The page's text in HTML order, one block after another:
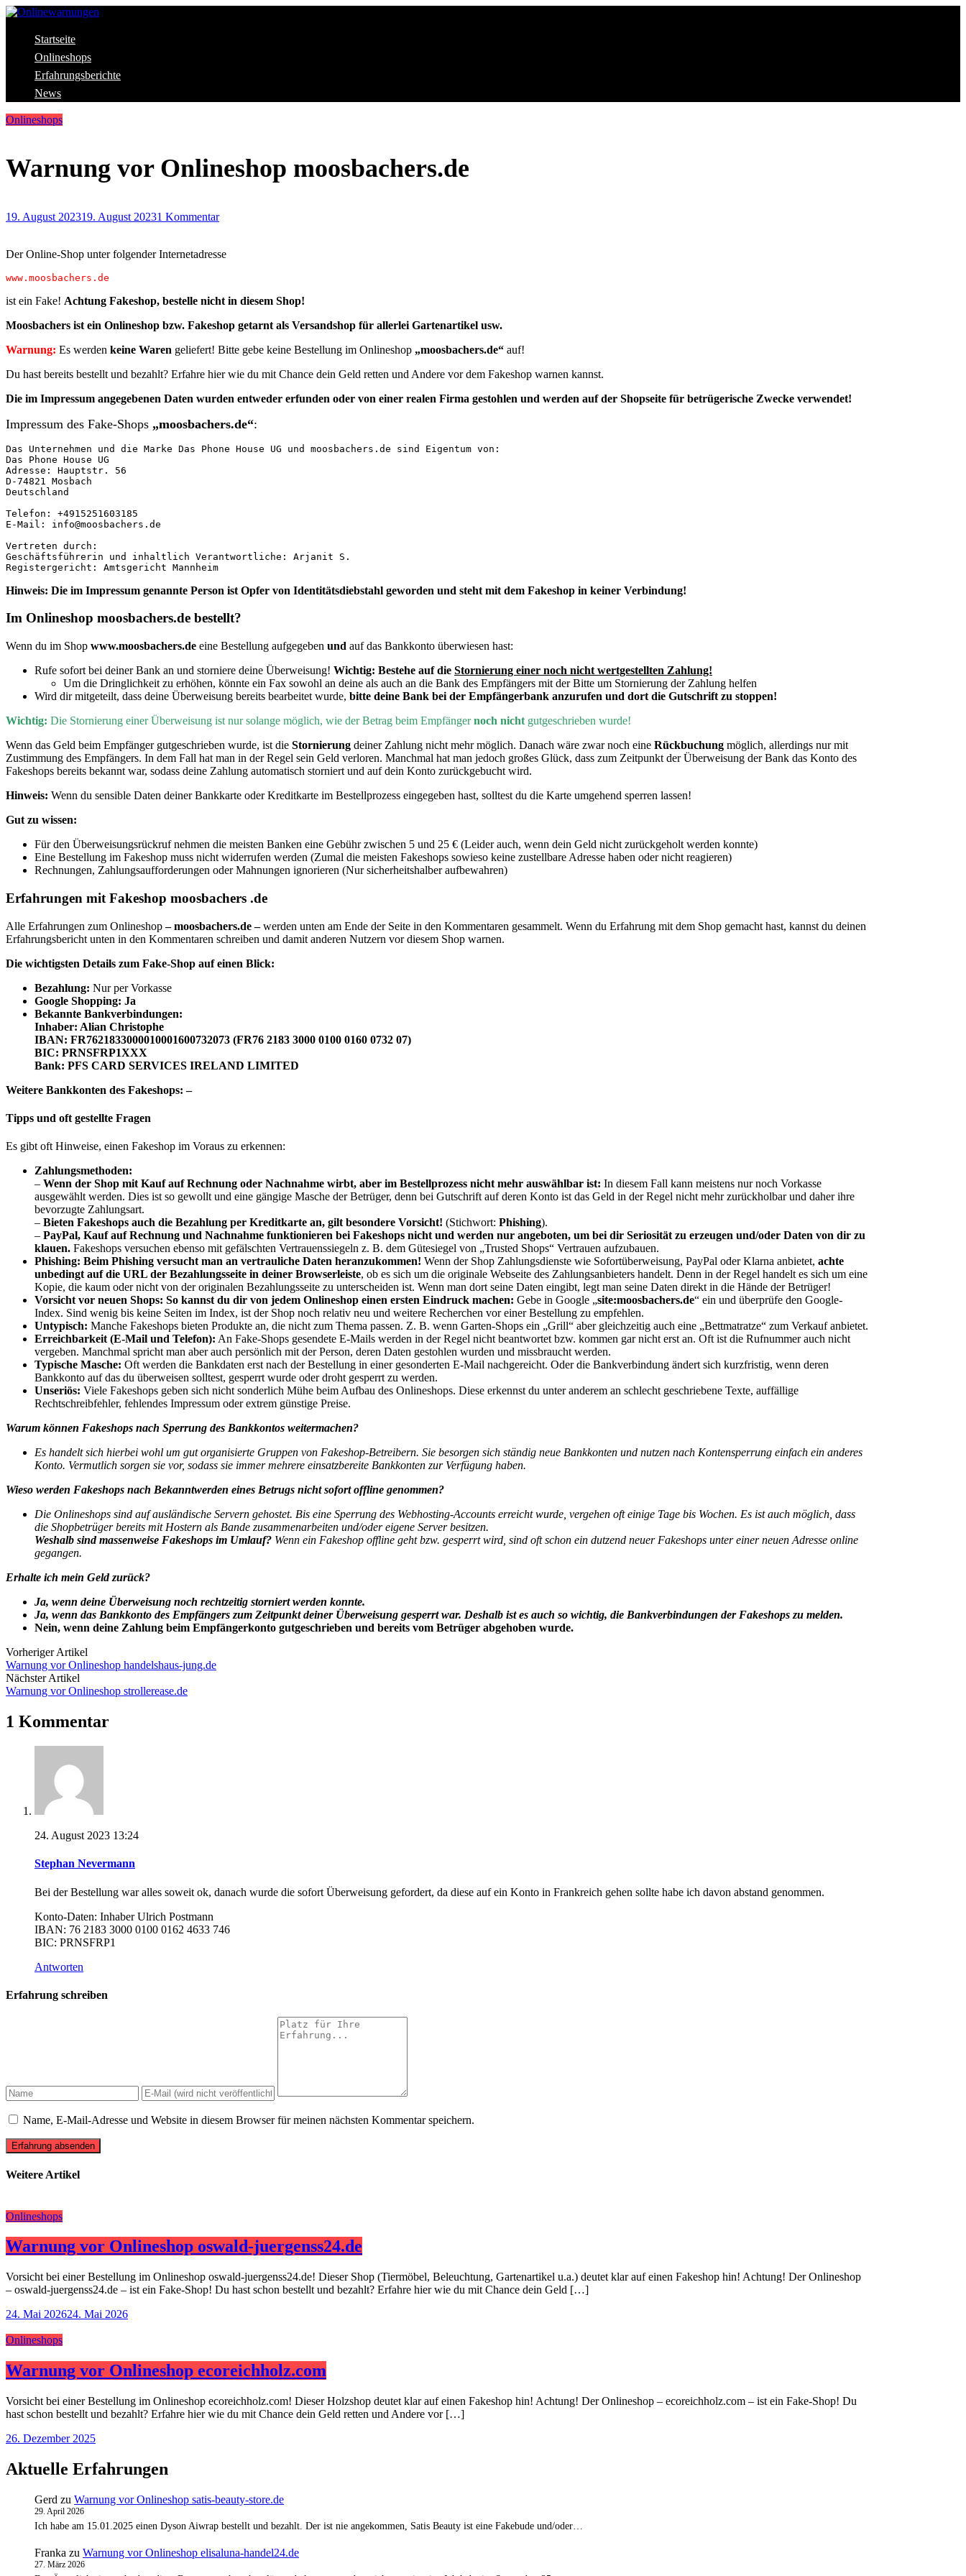
Skip
content
Onlinewarnungen
Aktuelle Warnungen vor Gefahren im Internet
Startseite
Onlineshops
Erfahrungsberichte
News
Onlineshops
Warnung vor Onlineshop moosbachers.de
19. August 202319. August 20231 Kommentar
Der Online-Shop unter folgender Internetadresse
www.moosbachers.de
ist ein Fake! Achtung Fakeshop, bestelle nicht in diesem Shop!
Moosbachers ist ein Onlineshop bzw. Fakeshop getarnt als Versandshop für allerlei Gartenartikel usw.
Warnung: Es werden keine Waren geliefert! Bitte gebe keine Bestellung im Onlineshop „moosbachers.de“ auf!
Du hast bereits bestellt und bezahlt? Erfahre hier wie du mit Chance dein Geld retten und Andere vor dem Fakeshop warnen kannst.
Die im Impressum angegebenen Daten wurden entweder erfunden oder von einer realen Firma gestohlen und werden auf der Shopseite für betrügerische Zwecke verwendet!
Impressum des Fake-Shops „moosbachers.de“:
Das Unternehmen und die Marke Das Phone House UG und moosbachers.de sind Eigentum von:
Das Phone House UG
Adresse: Hauptstr. 56
D-74821 Mosbach
Deutschland
Telefon: +4915251603185
E-Mail: info@moosbachers.de
Vertreten durch:
Geschäftsführerin und inhaltlich Verantwortliche: Arjanit S.
Registergericht: Amtsgericht Mannheim
Hinweis: Die im Impressum genannte Person ist Opfer von Identitätsdiebstahl geworden und steht mit dem Fakeshop in keiner Verbindung!
Im Onlineshop moosbachers.de bestellt?
Wenn du im Shop www.moosbachers.de eine Bestellung aufgegeben und auf das Bankkonto überwiesen hast:
Rufe sofort bei deiner Bank an und storniere deine Überweisung! Wichtig: Bestehe auf die Stornierung einer noch nicht wertgestellten Zahlung!
Um die Dringlichkeit zu erhöhen, könnte ein Fax sowohl an deine als auch an die Bank des Empfängers mit der Bitte um Stornierung der Zahlung helfen
Wird dir mitgeteilt, dass deine Überweisung bereits bearbeitet wurde, bitte deine Bank bei der Empfängerbank anzurufen und dort die Gutschrift zu stoppen!
Wichtig: Die Stornierung einer Überweisung ist nur solange möglich, wie der Betrag beim Empfängernoch nicht gutgeschrieben wurde!
Wenn das Geld beim Empfänger gutgeschrieben wurde, ist die Stornierung deiner Zahlung nicht mehr möglich. Danach wäre zwar noch eine Rückbuchung möglich, allerdings nur mit
Zustimmung des Empfängers. In dem Fall hat man in der Regel sein Geld verloren. Manchmal hat man jedoch großes Glück, dass zum Zeitpunkt der Überweisung der Bank das Konto des
Fakeshops bereits bekannt war, sodass deine Zahlung automatisch storniert und auf dein Konto zurückgebucht wird.
Hinweis: Wenn du sensible Daten deiner Bankkarte oder Kreditkarte im Bestellprozess eingegeben hast, solltest du die Karte umgehend sperren lassen!
Gut zu wissen:
Für den Überweisungsrückruf nehmen die meisten Banken eine Gebühr zwischen 5 und 25 € (Leider auch, wenn dein Geld nicht zurückgeholt werden konnte)
Eine Bestellung im Fakeshop muss nicht widerrufen werden (Zumal die meisten Fakeshops sowieso keine zustellbare Adresse haben oder nicht reagieren)
Rechnungen, Zahlungsaufforderungen oder Mahnungen ignorieren (Nur sicherheitshalber aufbewahren)
Erfahrungen mit Fakeshop moosbachers .de
Alle Erfahrungen zum Onlineshop– moosbachers.de –werden unten am Ende der Seite in den Kommentaren gesammelt. Wenn du Erfahrung mit dem Shop gemacht hast, kannst du deinen
Erfahrungsbericht unten in den Kommentaren schreiben und damit anderen Nutzern vor diesem Shop warnen.
Die wichtigsten Details zum Fake-Shop auf einen Blick:
Bezahlung: Nur per Vorkasse
Google Shopping: Ja
Bekannte Bankverbindungen:
Inhaber: Alian Christophe
IBAN: FR7621833000010001600732073 (FR76 2183 3000 0100 0160 0732 07)
BIC: PRNSFRP1XXX
Bank: PFS CARD SERVICES IRELAND LIMITED
Weitere Bankkonten des Fakeshops: –
Tipps und oft gestellte Fragen
Es gibt oft Hinweise, einen Fakeshop im Voraus zu erkennen:
Zahlungsmethoden:
– Wenn der Shop mit Kauf auf Rechnung oder Nachnahme wirbt, aber im Bestellprozess nicht mehr auswählbar ist: In diesem Fall kann meistens nur noch Vorkasse
ausgewählt werden. Dies ist so gewollt und eine gängige Masche der Betrüger, denn bei Gutschrift auf deren Konto ist das Geld in der Regel nicht mehr zurückholbar und daher ihre
bevorzugte Zahlungsart.
– Bieten Fakeshops auch die Bezahlung per Kreditkarte an, gilt besondere Vorsicht! (Stichwort: Phishing).
– PayPal, Kauf auf Rechnung und Nachnahme funktionieren bei Fakeshops nicht und werden nur angeboten, um bei dir Seriosität zu erzeugen und/oder Daten von dir zu
klauen. Fakeshops versuchen ebenso mit gefälschten Vertrauenssiegeln z. B. dem Gütesiegel von „Trusted Shops“ Vertrauen aufzubauen.
Phishing: Beim Phishing versucht man an vertrauliche Daten heranzukommen! Wenn der Shop Zahlungsdienste wie Sofortüberweisung, PayPal oder Klarna anbietet, achte
unbedingt auf die URL der Bezahlungsseite in deiner Browserleiste, ob es sich um die originale Webseite des Zahlungsanbieters handelt. Denn in der Regel handelt es sich um eine
Kopie, die kaum oder nicht von der originalen Bezahlungsseite zu unterscheiden ist. Wenn man dort seine Daten eingibt, legt man seine Daten direkt in die Hände der Betrüger!
Vorsicht vor neuen Shops: So kannst du dir von jedem Onlineshop einen ersten Eindruck machen: Gebe in Google „site:moosbachers.de“ ein und überprüfe den Google-
Index. Sind wenig bis keine Seiten im Index, ist der Shop noch relativ neu und weitere Recherchen vor einer Bestellung zu empfehlen.
Untypisch: Manche Fakeshops bieten Produkte an, die nicht zum Thema passen. Z. B. wenn Garten-Shops ein „Grill“ aber gleichzeitig auch eine „Bettmatratze“ zum Verkauf anbietet.
Erreichbarkeit (E-Mail und Telefon): An Fake-Shops gesendete E-Mails werden in der Regel nicht beantwortet bzw. kommen gar nicht erst an. Oft ist die Rufnummer auch nicht
vergeben. Manchmal spricht man aber auch persönlich mit der Person, deren Daten gestohlen wurden und missbraucht werden.
Typische Masche: Oft werden die Bankdaten erst nach der Bestellung in einer gesonderten E-Mail nachgereicht. Oder die Bankverbindung ändert sich kurzfristig, wenn deren
Bankkonto auf das du überweisen solltest, gesperrt wurde oder droht gesperrt zu werden.
Unseriös: Viele Fakeshops geben sich nicht sonderlich Mühe beim Aufbau des Onlineshops. Diese erkennst du unter anderem an schlecht geschriebene Texte, auffällige
Rechtschreibfehler, fehlendes Impressum oder extrem günstige Preise.
Warum können Fakeshops nach Sperrung des Bankkontos weitermachen?
Es handelt sich hierbei wohl um gut organisierte Gruppen von Fakeshop-Betreibern. Sie besorgen sich ständig neue Bankkonten und nutzen nach Kontensperrung einfach ein anderes
Konto. Vermutlich sorgen sie vor, sodass sie immer mehrere einsatzbereite Bankkonten zur Verfügung haben.
Wieso werden Fakeshops nach Bekanntwerden eines Betrugs nicht sofort offline genommen?
Die Onlineshops sind auf ausländische Servern gehostet. Bis eine Sperrung des Webhosting-Accounts erreicht wurde, vergehen oft einige Tage bis Wochen. Es ist auch möglich, dass
die Shopbetrüger bereits mit Hostern als Bande zusammenarbeiten und/oder eigene Server besitzen.
Weshalb sind massenweise Fakeshops im Umlauf? Wenn ein Fakeshop offline geht bzw. gesperrt wird, sind oft schon ein dutzend neuer Fakeshops unter einer neuen Adresse online
gegangen.
Erhalte ich mein Geld zurück?
Ja, wenn deine Überweisung noch rechtzeitig storniert werden konnte.
Ja, wenn das Bankkonto des Empfängers zum Zeitpunkt deiner Überweisung gesperrt war. Deshalb ist es auch so wichtig, die Bankverbindungen der Fakeshops zu melden.
Nein, wenn deine Zahlung beim Empfängerkonto gutgeschrieben und bereits vom Betrüger abgehoben wurde.
Vorheriger Artikel
Warnung vor Onlineshop handelshaus-jung.de
Nächster Artikel
Warnung vor Onlineshop strollerease.de
1 Kommentar
24. August 2023 13:24
Stephan Nevermann
Bei der Bestellung war alles soweit ok, danach wurde die sofort Überweisung gefordert, da diese auf ein Konto in Frankreich gehen sollte habe ich davon abstand genommen.
Konto-Daten: Inhaber Ulrich Postmann
IBAN: 76 2183 3000 0100 0162 4633 746
BIC: PRNSFRP1
Antworten
Erfahrung schreiben
Name, E-Mail-Adresse und Website in diesem Browser für meinen nächsten Kommentar speichern.
Erfahrung absenden
Weitere Artikel
Onlineshops
Warnung vor Onlineshop oswald-juergenss24.de
Vorsicht bei einer Bestellung im Onlineshop oswald-juergenss24.de! Dieser Shop (Tiermöbel, Beleuchtung, Gartenartikel u.a.) deutet klar auf einen Fakeshop hin! Achtung! Der Onlineshop
– oswald-juergenss24.de – ist ein Fake-Shop! Du hast schon bestellt und bezahlt? Erfahre hier wie du mit Chance dein Geld […]
24. Mai 202624. Mai 2026
Onlineshops
Warnung vor Onlineshop ecoreichholz.com
Vorsicht bei einer Bestellung im Onlineshop ecoreichholz.com! Dieser Holzshop deutet klar auf einen Fakeshop hin! Achtung! Der Onlineshop – ecoreichholz.com – ist ein Fake-Shop! Du
hast schon bestellt und bezahlt? Erfahre hier wie du mit Chance dein Geld retten und Andere vor […]
26. Dezember 2025
Aktuelle Erfahrungen
Gerd zu Warnung vor Onlineshop satis-beauty-store.de
29. April 2026
Ich habe am 15.01.2025 einen Dyson Aiwrap bestellt und bezahlt. Der ist nie angekommen, Satis Beauty ist eine Fakebude und/oder…
Franka zu Warnung vor Onlineshop elisaluna-handel24.de
27. März 2026